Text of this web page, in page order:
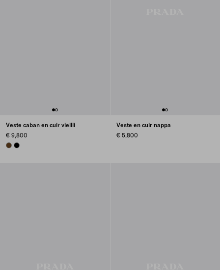
Veste caban en cuir vieilli
€ 9,800
BRANDY
BLACK
Veste en cuir nappa
€ 5,800